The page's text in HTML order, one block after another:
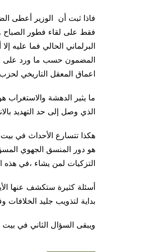
فاذا ثبت أن الوزير أعطى
فقط على لقاء فطور الصباح
البرلماني الحالي فما عليه
المضمون حسب ما ورد على
اعماق المعقل التاريخي
ما يثير الدهشة
الذي وصل إلى حد التهديد
هكذا تتسارع الأحداث في بيت
هو دور المنسق الجهوي
التزكيات لمن يشاء ،في
أسئلة كثيرة ستكشف عنها
بداية لتذويب جليد
ويبقى السؤال الثاني في